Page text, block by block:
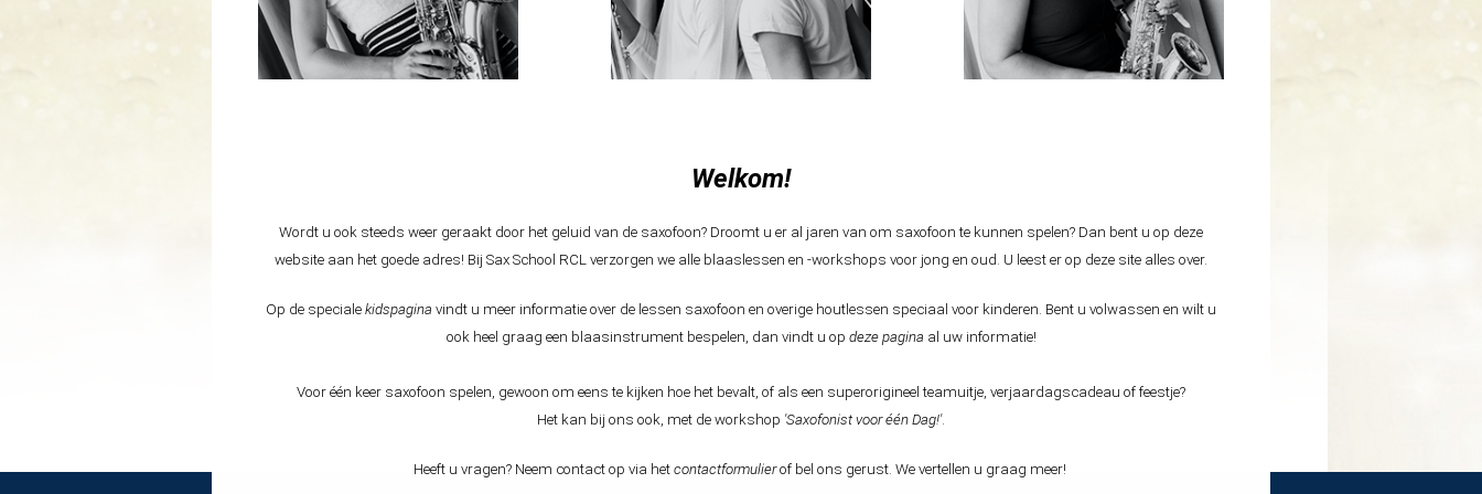
Welkom!
Wordt u ook steeds weer geraakt door het geluid van de saxofoon? Droomt u er al jaren van om saxofoon te kunnen spelen? Dan bent u op deze
website aan het goede adres! Bij Sax School RCL verzorgen we alle blaaslessen en -workshops voor jong en oud. U leest er op deze site alles over.
Op de speciale kidspagina vindt u meer informatie over de lessen saxofoon en overige houtlessen speciaal voor kinderen. Bent u volwassen en wilt u
ook heel graag een blaasinstrument bespelen, dan vindt u op deze pagina al uw informatie!
Voor één keer saxofoon spelen, gewoon om eens te kijken hoe het bevalt, of als een superorigineel teamuitje, verjaardagscadeau of feestje?
Het kan bij ons ook, met de workshop 'Saxofonist voor één Dag!'.
Heeft u vragen? Neem contact op via het contactformulierof bel ons gerust. We vertellen u graag meer!